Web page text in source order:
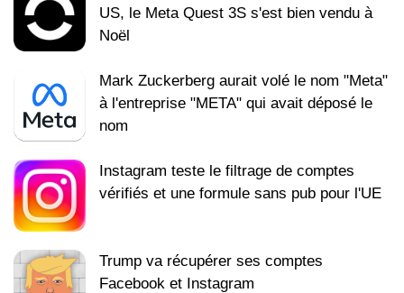
US, le Meta Quest 3S s'est bien vendu à
Noël
Mark Zuckerberg aurait volé le nom "Meta"
à l'entreprise "META" qui avait déposé le
nom
Instagram teste le filtrage de comptes
vérifiés et une formule sans pub pour l'UE
Trump va récupérer ses comptes
Facebook et Instagram